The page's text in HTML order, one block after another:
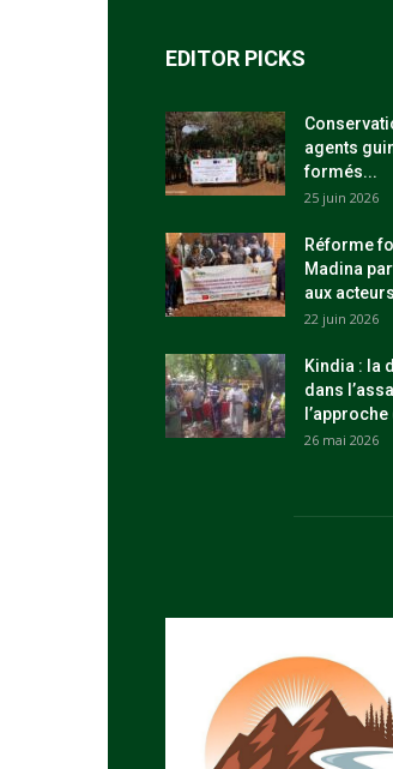
EDITOR PICKS
agents
formés...
25 juin 2026
Réforme
Madina
aux
22 juin 2026
Kindia : la
dans
26 mai 2026